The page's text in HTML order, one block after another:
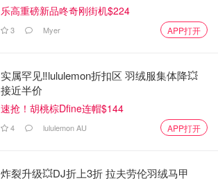
乐高重磅新品咚奇刚街机$224
3 Myer APP打开
实属罕见‼️lululemon折扣区 羽绒服集体降💥
接近半价
速抢！胡桃棕Dfine连帽$144
4 lululemon AU APP打开
炸裂升级💥DJ折上3折 拉夫劳伦羽绒马甲